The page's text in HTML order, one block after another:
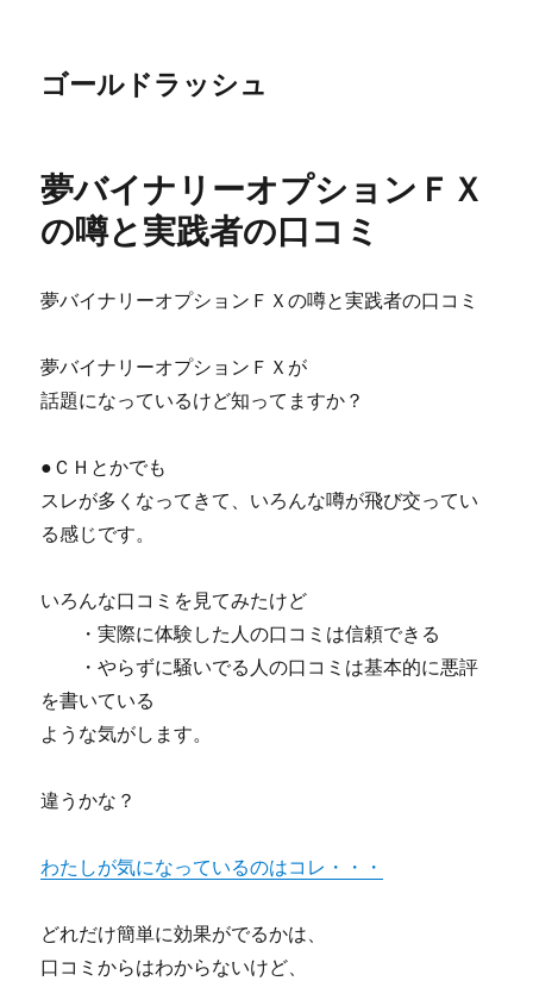
ゴールドラッシュ
夢バイナリーオプションＦＸ
の噂と実践者の口コミ
夢バイナリーオプションＦＸの噂と実践者の口コミ
夢バイナリーオプションＦＸが
話題になっているけど知ってますか？
●ＣＨとかでも
スレが多くなってきて、いろんな噂が飛び交ってい
る感じです。
いろんな口コミを見てみたけど
・実際に体験した人の口コミは信頼できる
・やらずに騒いでる人の口コミは基本的に悪評
を書いている
ような気がします。
違うかな？
わたしが気になっているのはコレ・・・
どれだけ簡単に効果がでるかは、
口コミからはわからないけど、